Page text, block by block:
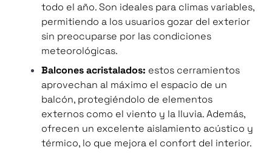
todo el año. Son ideales para climas variables,
permitiendo a los usuarios gozar del exterior
sin preocuparse por las condiciones
meteorológicas.
Balcones acristalados: estos cerramientos
aprovechan al máximo el espacio de un
balcón, protegiéndolo de elementos
externos como el viento y la lluvia. Además,
ofrecen un excelente aislamiento acústico y
térmico, lo que mejora el confort del interior.